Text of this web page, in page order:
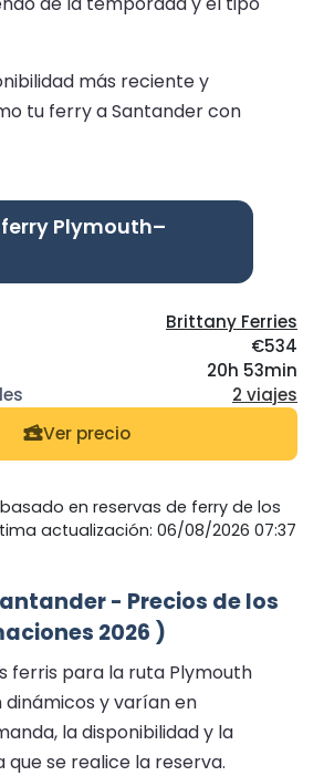
más reciente y
tu ferry a Santander con
Plymouth–
Brittany Ferries
€534
20h 53min
2 viajes
Ver precio
en reservas de ferry de los
actualización: 06/08/2026 07:37
- Precios de los
2026 )
ferris para la ruta Plymouth
dinámicos y varían en
la disponibilidad y la
se realice la reserva.